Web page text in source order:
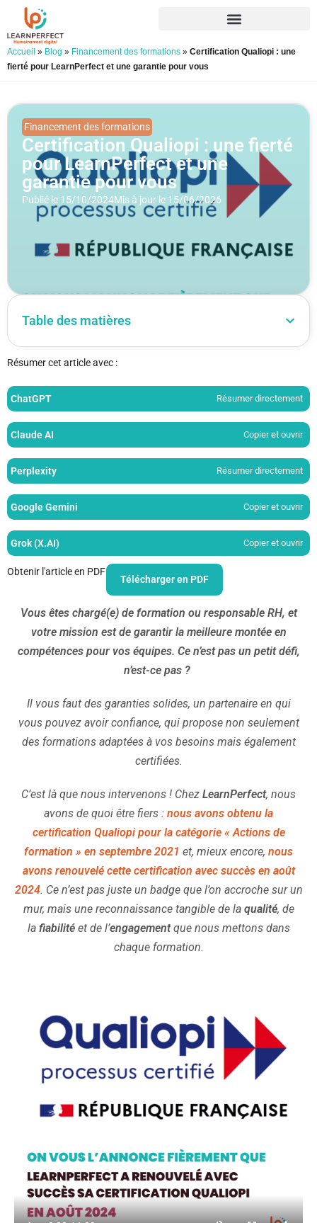
Accueil » Blog » Financement des formations » Certification Qualiopi : une
fierté pour LearnPerfect et une garantie pour vous
Financement des formations
Certification Qualiopi : une fierté
pour LearnPerfect et une
garantie pour vous
Publié le 15/10/2024Mis à jour le 15/06/2026
Table des matières
Résumer cet article avec :
ChatGPT Résumer directement
Claude AI Copier et ouvrir
Perplexity Résumer directement
Google Gemini Copier et ouvrir
Grok (X.AI) Copier et ouvrir
Obtenir l'article en PDF
Télécharger en PDF
Vous êtes chargé(e) de formation ou responsable RH, et
votre mission est de garantir la meilleure montée en
compétences pour vos équipes. Ce n’est pas un petit défi,
n’est-ce pas ?
Il vous faut des garanties solides, un partenaire en qui
vous pouvez avoir confiance, qui propose non seulement
des formations adaptées à vos besoins mais également
certifiées.
C’est là que nous intervenons ! Chez LearnPerfect, nous
avons de quoi être fiers : nous avons obtenu la
certification Qualiopi pour la catégorie « Actions de
formation » en septembre 2021 et, mieux encore, nous
avons renouvelé cette certification avec succès en août
2024. Ce n’est pas juste un badge que l’on accroche sur un
mur, mais une reconnaissance tangible de la qualité, de
la fiabilité et de l’engagementque nous mettons dans
chaque formation.